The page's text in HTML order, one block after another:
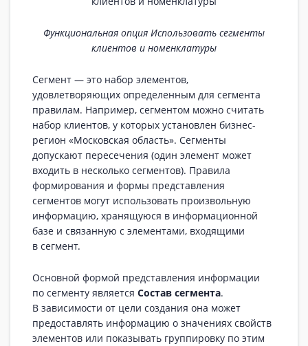
Функциональная опция Использовать сегменты
клиентов и номенклатуры
Сегмент — это набор элементов,
удовлетворяющих определенным для сегмента
правилам. Например, сегментом можно считать
набор клиентов, у которых установлен бизнес-
регион «Московская область». Сегменты
допускают пересечения (один элемент может
входить в несколько сегментов). Правила
формирования и формы представления
сегментов могут использовать произвольную
информацию, хранящуюся в информационной
базе и связанную с элементами, входящими
в сегмент.
Основной формой представления информации
по сегменту является Состав сегмента.
В зависимости от цели создания она может
предоставлять информацию о значениях свойств
элементов или показывать группировку по этим